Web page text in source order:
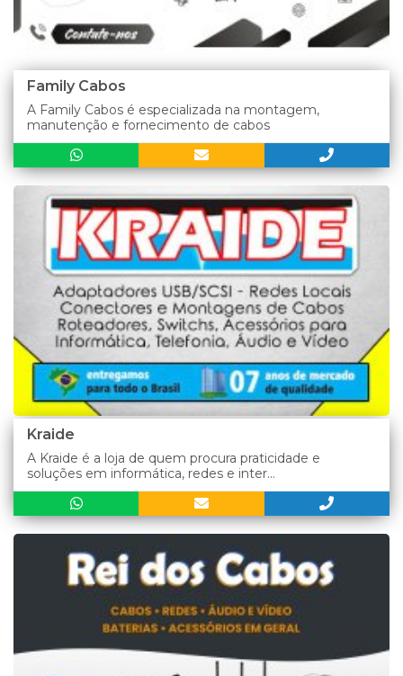
Family Cabos
A Family Cabos é especializada na montagem,
manutenção e fornecimento de cabos
Kraide
A Kraide é a loja de quem procura praticidade e
soluções em informática, redes e inter...